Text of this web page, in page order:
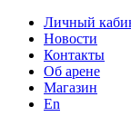
Личный
Новости
Контакты
Об арене
Магазин
En